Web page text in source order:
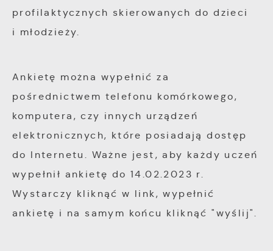
profilaktycznych skierowanych do dzieci
i młodzieży.
Ankietę można wypełnić za
pośrednictwem telefonu komórkowego,
komputera, czy innych urządzeń
elektronicznych, które posiadają dostęp
do Internetu. Ważne jest, aby każdy uczeń
wypełnił ankietę do 14.02.2023 r.
Wystarczy kliknąć w link, wypełnić
ankietę i na samym końcu kliknąć "wyślij".